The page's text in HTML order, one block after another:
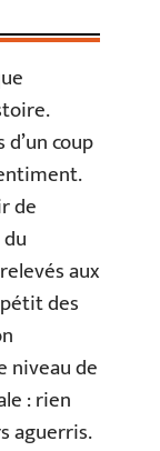
coup
de
aux
des
niveau de
: rien
aguerris.